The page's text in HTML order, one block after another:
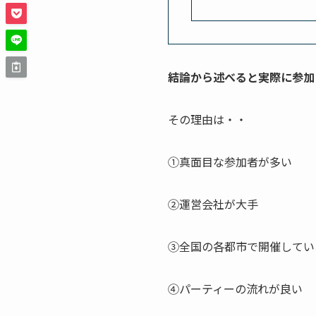
結論から述べると実際に参
その理由は・・
①真面目な参加者が多い
②運営会社が大手
③全国の各都市で開催して
④パーティーの流れが良い